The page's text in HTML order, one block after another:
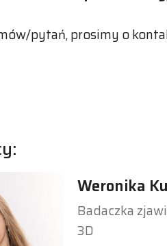
pytań, prosimy o
Weronika
Badaczka
3D